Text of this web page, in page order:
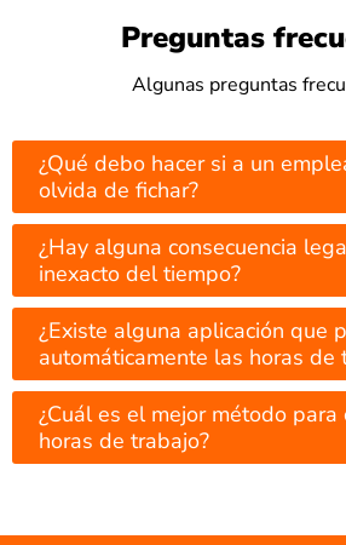
Preguntas
Algunas preguntas
¿Qué debo hacer si a un
olvida de fichar?
¿Hay alguna consecuencia
inexacto del tiempo?
¿Existe alguna aplicación que
automáticamente las horas de
¿Cuál es el mejor método para
horas de trabajo?